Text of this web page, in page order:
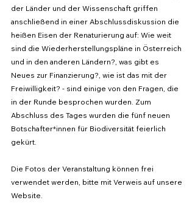
der Länder und der Wissenschaft griffen
anschließend in einer Abschlussdiskussion die
heißen Eisen der Renaturierung auf: Wie weit
sind die Wiederherstellungspläne in Österreich
und in den anderen Ländern?, was gibt es
Neues zur Finanzierung?, wie ist das mit der
Freiwilligkeit? - sind einige von den Fragen, die
in der Runde besprochen wurden. Zum
Abschluss des Tages wurden die fünf neuen
Botschafter*innen für Biodiversität feierlich
gekürt.
Die Fotos der Veranstaltung können frei
verwendet werden, bitte mit Verweis auf unsere
Website.